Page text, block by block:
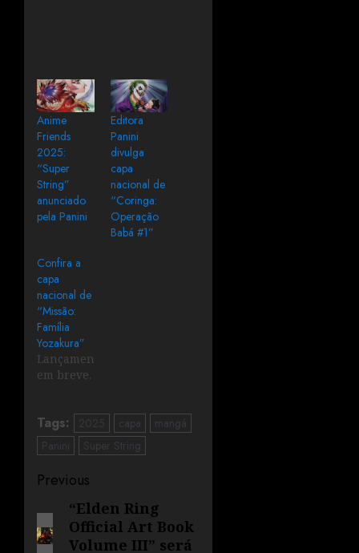
Anime
Friends
2025:
“Super
String”
anunciado
pela Panini
Editora
Panini
divulga
capa
nacional de
“Coringa:
Operação
Babá #1”
Confira a
capa
nacional de
“Missão:
Família
Yozakura”
Lançamento
em breve.
Tags: 2025 capa
mangá
Panini
Super String
Previous
“Elden Ring
Official Art Book
Volume III” será